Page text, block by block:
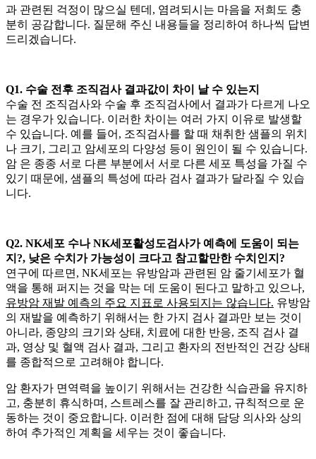
과 관련된 걱정이 많으실 텐데, 염려되시는 마음을 저희도 충
분히 공감합니다. 질문해 주신 내용들을 정리하여 하나씩 답변
드리겠습니다.
Q1. 수술 전후 조직검사 결과값이 차이 날 수 있는지
수술 전 조직검사와 수술 후 조직검사에서 결과가 다르게 나오
는 경우가 있습니다. 이러한 차이는 여러 가지 이유로 발생할
수 있습니다. 예를 들어, 조직검사를 할 때 채취한 샘플의 위치
나 크기, 그리고 암세포의 다양성 등이 원인이 될 수 있습니다.
암 은 종종 서로 다른 부분에서 서로 다른 세포 특성을 가질 수
있기 때문에, 샘플의 특성에 따라 검사 결과가 달라질 수 있습
니다.
Q2. NK세포 수나 NK세포활성도검사가 예측에 도움이 되는
지?, 낮은 수치가 가능성이 크다고 참고할만한 수치인지?
연구에 따르면, NK세포는 유방암과 관련된 암 줄기세포가 혈
액을 통해 퍼지는 것을 막는 데 도움이 된다고 말하고 있으나,
유방암 재발 예측의 주요 지표로 사용되지는 않습니다. 유방암
의 재발을 예측하기 위해서는 한 가지 검사 결과만 보는 것이
아니라, 종양의 크기와 상태, 치료에 대한 반응, 조직 검사 결
과, 영상 및 혈액 검사 결과, 그리고 환자의 전반적인 건강 상태
를 종합적으로 고려해야 합니다.
암 환자가 면역력을 높이기 위해서는 건강한 식습관을 유지하
고, 충분히 휴식하며, 스트레스를 잘 관리하고, 규칙적으로 운
동하는 것이 중요합니다. 이러한 점에 대해 담당 의사와 상의
하여 추가적인 계획을 세우는 것이 좋습니다.